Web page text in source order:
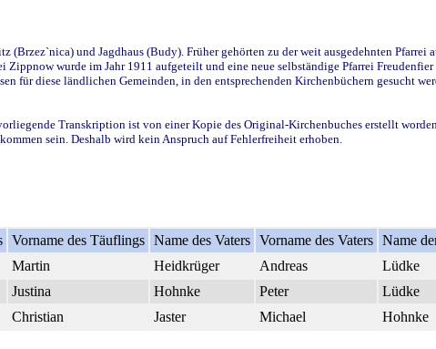
und Jagdhaus (Budy). Früher gehörten zu der weit ausgedehnten Pfarrei
wurde im Jahr 1911 aufgeteilt und eine neue selbständige Pfarrei
diese ländlichen Gemeinden, in den entsprechenden Kirchenbüchern gesucht
Transkription ist von einer Kopie des Original-Kirchenbuches erstellt
sein. Deshalb wird kein Anspruch auf Fehlerfreiheit erhoben.
Vorname des Täuflings Name des Vaters Vorname des Vaters Name
Martin Heidkrüger Andreas Lüdke
Justina Hohnke Peter Lüdke
Christian Jaster Michael Hohnke